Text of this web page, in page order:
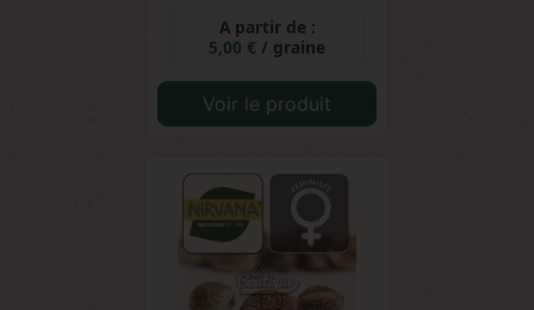
A partir de :
5,00 € / graine
Voir le produit